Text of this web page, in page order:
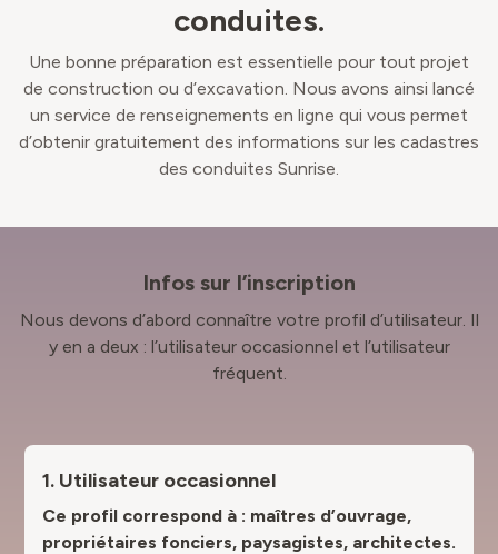
conduites.
Une bonne préparation est essentielle pour tout projet
de construction ou d’excavation. Nous avons ainsi lancé
un service de renseignements en ligne qui vous permet
d’obtenir gratuitement des informations sur les cadastres
des conduites Sunrise.
Infos sur l’inscription
Nous devons d’abord connaître votre profil d’utilisateur. Il
y en a deux : l’utilisateur occasionnel et l’utilisateur
fréquent.
1. Utilisateur occasionnel
Ce profil correspond à : maîtres d’ouvrage,
propriétaires fonciers, paysagistes, architectes.